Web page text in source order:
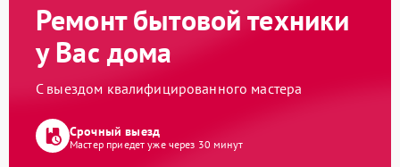
Ремонт бытовой техники
у Вас дома
С выездом квалифицированного мастера
Срочный выезд
Мастер приедет уже через 30 минут